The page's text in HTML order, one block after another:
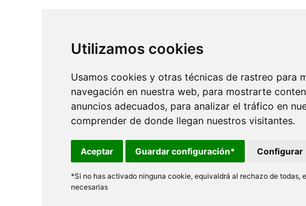
Utilizamos cookies
Usamos cookies y otras técnicas de rastreo para
navegación en nuestra web, para mostrarte
anuncios adecuados, para analizar el tráfico en
comprender de donde llegan nuestros visitantes.
Aceptar Guardar configuración* Configurar
*Si no has activado ninguna cookie, equivaldrá al rechazo de todas,
necesarias